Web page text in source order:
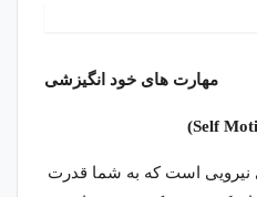
مهارت های خود انگیزشی
نیرویی است که به شما قدرت